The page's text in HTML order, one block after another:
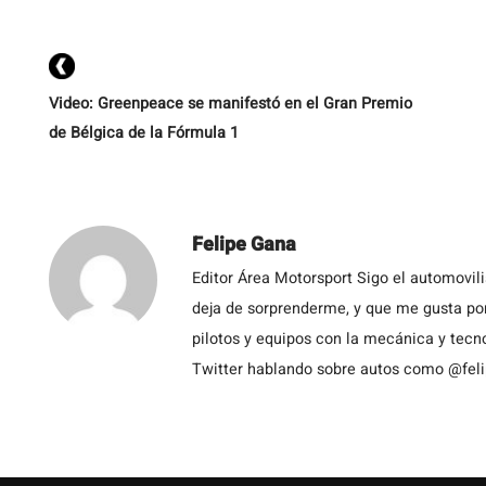
Video: Greenpeace se manifestó en el Gran Premio
de Bélgica de la Fórmula 1
Felipe Gana
Editor Área Motorsport Sigo el
deja de sorprenderme, y que me gusta
pilotos y equipos con la mecánica y
Twitter hablando sobre autos como